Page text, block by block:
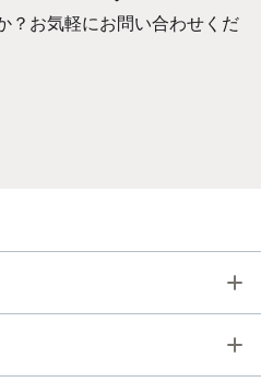
？お気軽にお問い合わせくだ